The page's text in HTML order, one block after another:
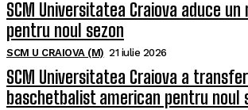
SCM Universitatea Craiova aduce
pentru noul sezon
SCM U CRAIOVA (M) 21 iulie 2026
SCM Universitatea Craiova a
baschetbalist american pentru noul